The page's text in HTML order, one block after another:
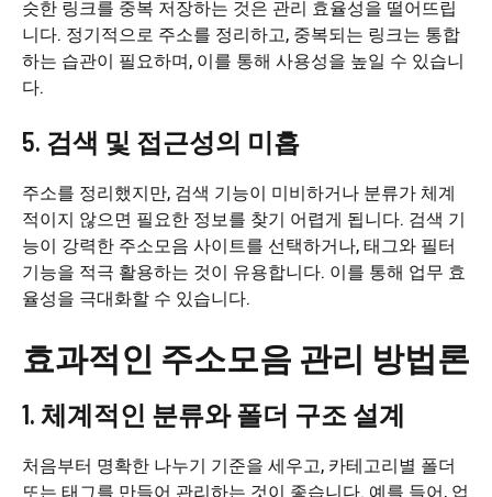
슷한 링크를 중복 저장하는 것은 관리 효율성을 떨어뜨립
니다. 정기적으로 주소를 정리하고, 중복되는 링크는 통합
하는 습관이 필요하며, 이를 통해 사용성을 높일 수 있습니
다.
5. 검색 및 접근성의 미흡
주소를 정리했지만, 검색 기능이 미비하거나 분류가 체계
적이지 않으면 필요한 정보를 찾기 어렵게 됩니다. 검색 기
능이 강력한 주소모음 사이트를 선택하거나, 태그와 필터
기능을 적극 활용하는 것이 유용합니다. 이를 통해 업무 효
율성을 극대화할 수 있습니다.
효과적인 주소모음 관리 방법론
1. 체계적인 분류와 폴더 구조 설계
처음부터 명확한 나누기 기준을 세우고, 카테고리별 폴더
또는 태그를 만들어 관리하는 것이 좋습니다. 예를 들어, 업